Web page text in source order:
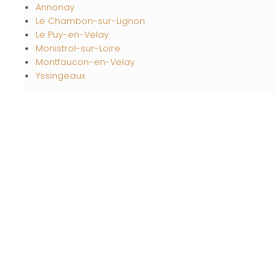
Annonay
Le Chambon-sur-Lignon
Le Puy-en-Velay
Monistrol-sur-Loire
Montfaucon-en-Velay
Yssingeaux